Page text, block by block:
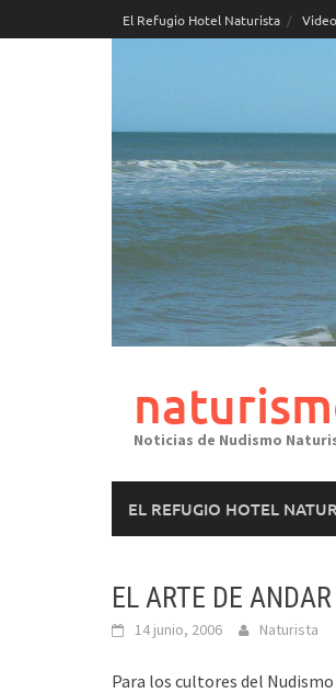
to
El Refugio Hotel Naturista
Noticias de Nudismo
EL REFUGIO HOTEL
EL ARTE DE
14 junio, 2006 Naturista
Para los cultores del